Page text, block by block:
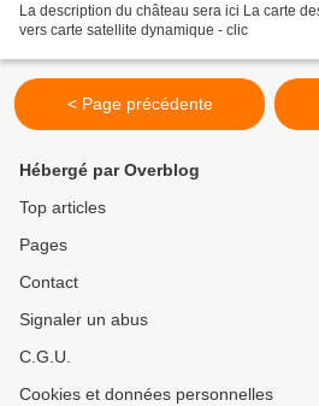
La description du château sera ici La carte
vers carte satellite dynamique - clic
< Page précédente
Hébergé par Overblog
Top articles
Pages
Contact
Signaler un abus
C.G.U.
Cookies et données personnelles